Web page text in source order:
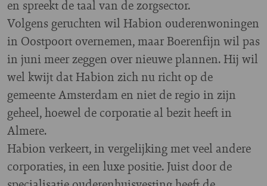
en spreekt de taal van de zorgsector.
Volgens geruchten wil Habion ouderenwoningen
in Oostpoort overnemen, maar Boerenfijn wil pas
in juni meer zeggen over nieuwe plannen. Hij wil
wel kwijt dat Habion zich nu richt op de
gemeente Amsterdam en niet de regio in zijn
geheel, hoewel de corporatie al bezit heeft in
Almere.
Habion verkeert, in vergelijking met veel andere
corporaties, in een luxe positie. Juist door de